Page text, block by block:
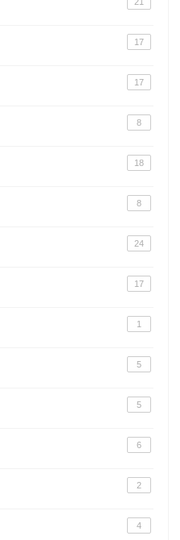
17
17
8
18
8
24
17
1
5
5
6
2
4